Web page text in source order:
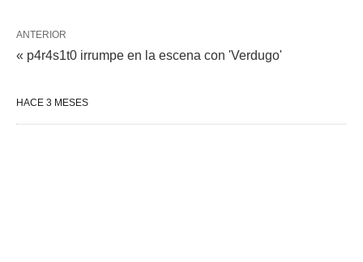
ANTERIOR
« p4r4s1t0 irrumpe en la escena con 'Verdugo'
HACE 3 MESES